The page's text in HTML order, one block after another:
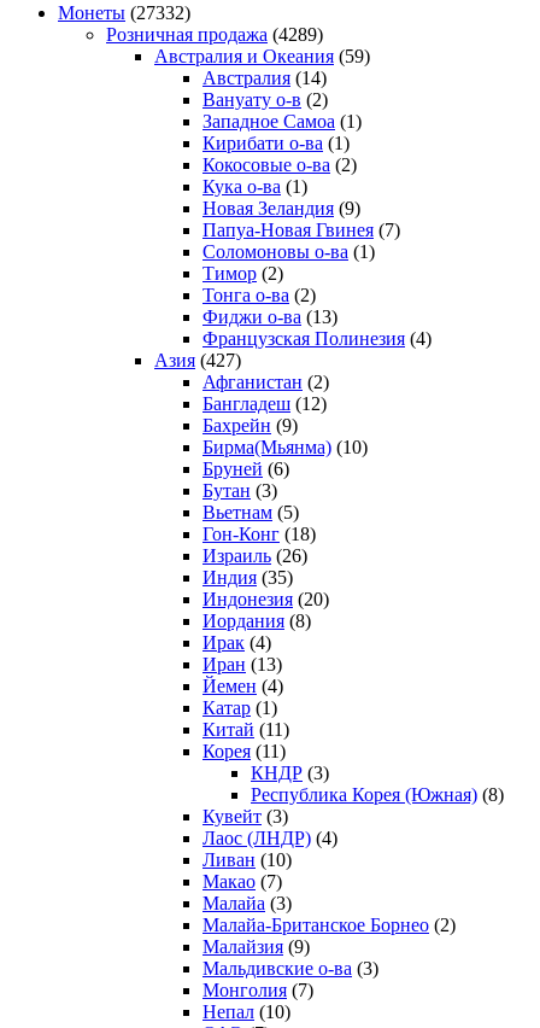
Монеты (27332)
Розничная продажа (4289)
Австралия и Океания (59)
Австралия (14)
Вануату о-в (2)
Западное Самоа (1)
Кирибати о-ва (1)
Кокосовые о-ва (2)
Кука о-ва (1)
Новая Зеландия (9)
Папуа-Новая Гвинея (7)
Соломоновы о-ва (1)
Тимор (2)
Тонга о-ва (2)
Фиджи о-ва (13)
Французская Полинезия (4)
Азия (427)
Афганистан (2)
Бангладеш (12)
Бахрейн (9)
Бирма(Мьянма) (10)
Бруней (6)
Бутан (3)
Вьетнам (5)
Гон-Конг (18)
Израиль (26)
Индия (35)
Индонезия (20)
Иордания (8)
Ирак (4)
Иран (13)
Йемен (4)
Катар (1)
Китай (11)
Корея (11)
КНДР (3)
Республика Корея (Южная) (8)
Кувейт (3)
Лаос (ЛНДР) (4)
Ливан (10)
Макао (7)
Малайа (3)
Малайа-Британское Борнео (2)
Малайзия (9)
Мальдивские о-ва (3)
Монголия (7)
Непал (10)